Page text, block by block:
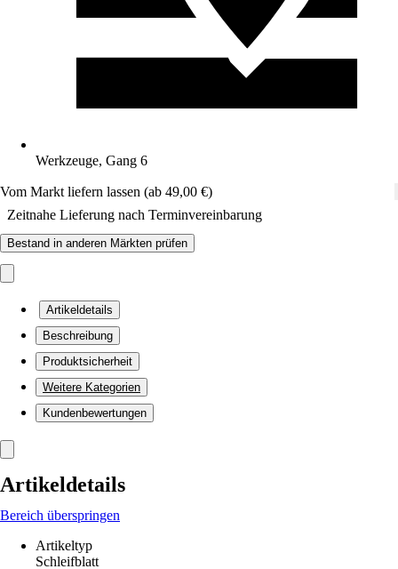
Werkzeuge, Gang 6
Vom Markt liefern lassen (ab 49,00 €)
Zeitnahe Lieferung nach Terminvereinbarung
Bestand in anderen Märkten prüfen
Artikeldetails
Beschreibung
Produktsicherheit
Weitere Kategorien
Kundenbewertungen
Artikeldetails
Bereich überspringen
Artikeltyp
Schleifblatt